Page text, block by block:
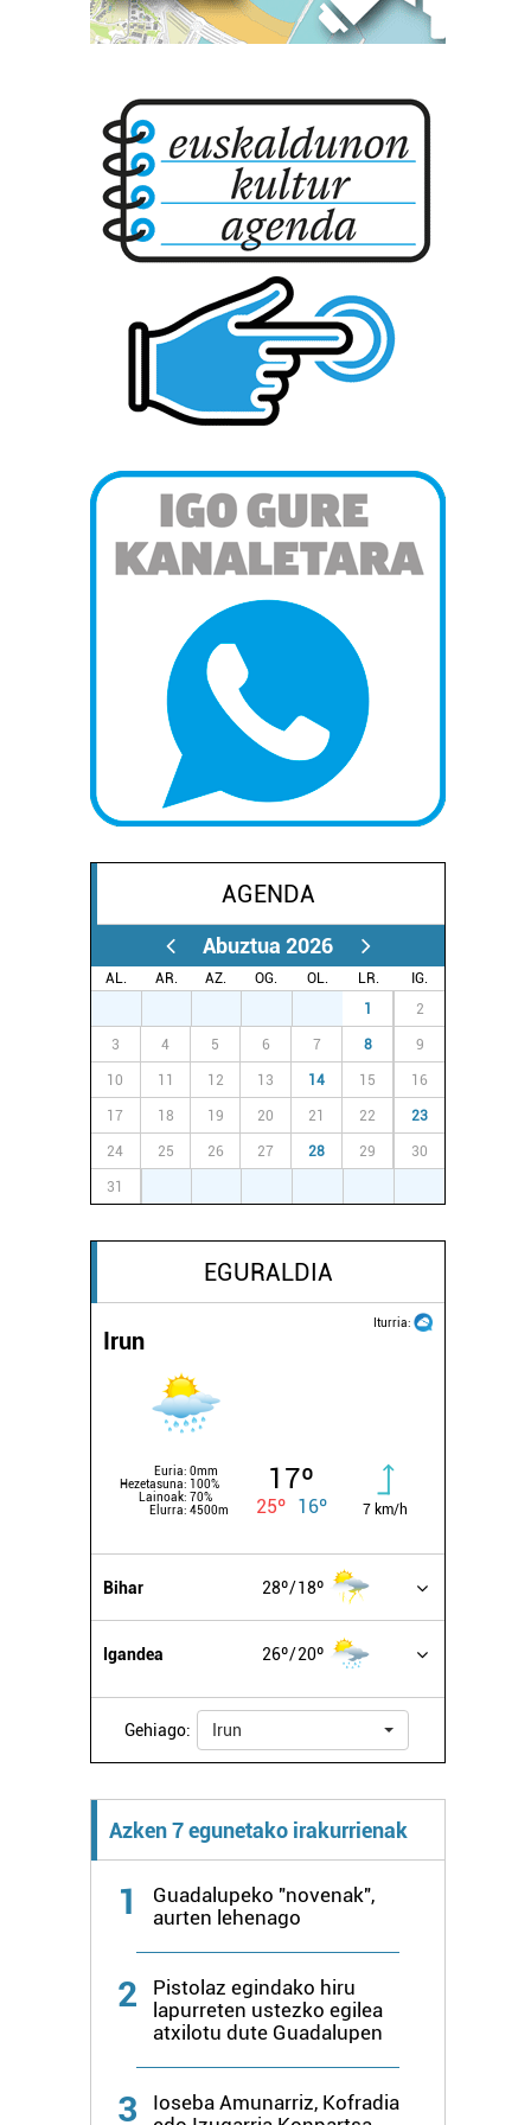
AGENDA
Abuztua 2026
AL. AR. AZ. OG. OL. LR.
IG.
1 2
3 4 5 6 7 8 9
10 11 12 13 14 15 16
17 18 19 20 21 22 23
24 25 26 27 28 29 30
31
EGURALDIA
Iturria:
Irun
Euria: 0mm
Hezetasuna: 100%
Lainoak: 70%
Elurra: 4500m
17º
25º 16º 7 km/h
Bihar 28º 18º
Igandea 26º 20º
Gehiago: Irun
Azken 7 egunetako irakurrienak
1
Guadalupeko "novenak",
aurten lehenago
2
Pistolaz egindako hiru
lapurreten ustezko egilea
atxilotu dute Guadalupen
3
Ioseba Amunarriz, Kofradia